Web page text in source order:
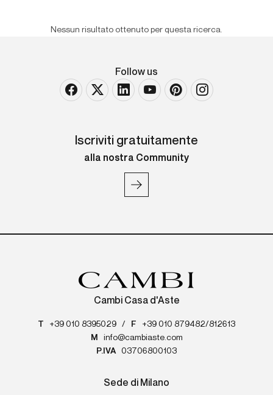
Nessun risultato ottenuto per questa ricerca.
Follow us
Iscriviti gratuitamente
alla nostra Community
Cambi Casa d'Aste
T +39 010 8395029 / F
+39 010 879482/812613
M
info@cambiaste.com
P.IVA
03706800103
Sede di Milano